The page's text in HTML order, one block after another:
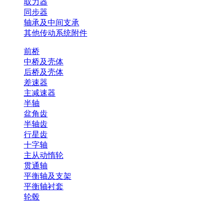
取力器
同步器
轴承及中间支承
其他传动系统附件
前桥
中桥及壳体
后桥及壳体
差速器
主减速器
半轴
盆角齿
半轴齿
行星齿
十字轴
主从动惰轮
贯通轴
平衡轴及支架
平衡轴衬套
轮毂